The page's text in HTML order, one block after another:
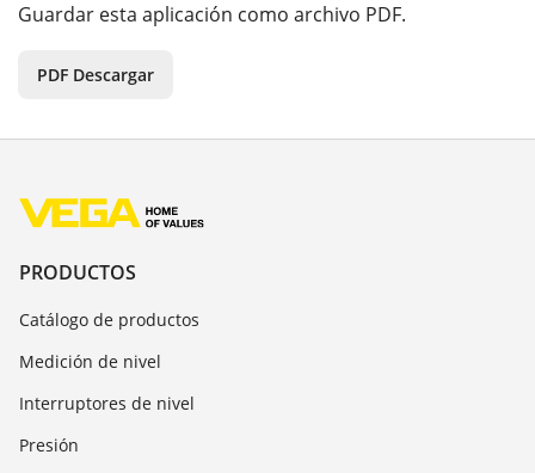
Guardar esta aplicación como archivo PDF.
PDF Descargar
PRODUCTOS
Catálogo de productos
Medición de nivel
Interruptores de nivel
Presión